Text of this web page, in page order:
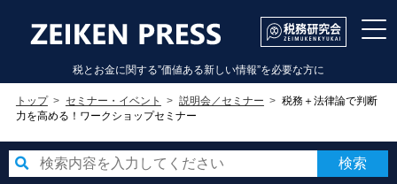
税とお金に関する”価値ある新しい情報”を必要な方に
トップ セミナー・イベント 説明会／セミナー
税務＋法律論で判断
力を高める！ワークショップセミナー